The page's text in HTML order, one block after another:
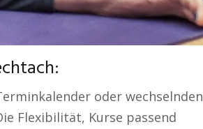
oder wechselnden
Flexibilität, Kurse passend